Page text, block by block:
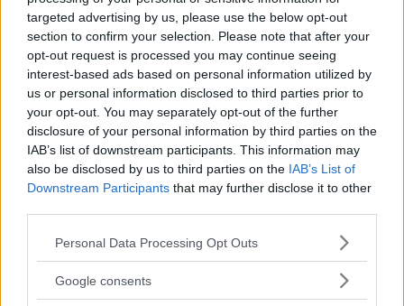
targeted advertising by us, please use the below opt-out
section to confirm your selection. Please note that after your
opt-out request is processed you may continue seeing
interest-based ads based on personal information utilized by
us or personal information disclosed to third parties prior to
your opt-out. You may separately opt-out of the further
disclosure of your personal information by third parties on the
IAB’s list of downstream participants. This information may
also be disclosed by us to third parties on the IAB’s List of
Downstream Participants that may further disclose it to other
Please note that this website/app uses one or more Google
not limited to your visit or usage behaviour. You may click to
Personal Data Processing Opt Outs
Google consents
RELATERADE DOKUMENT
har_koper_du_vi_bilagare.pdf
MISSA INTE KOMMANDE ARTIKLAR OM